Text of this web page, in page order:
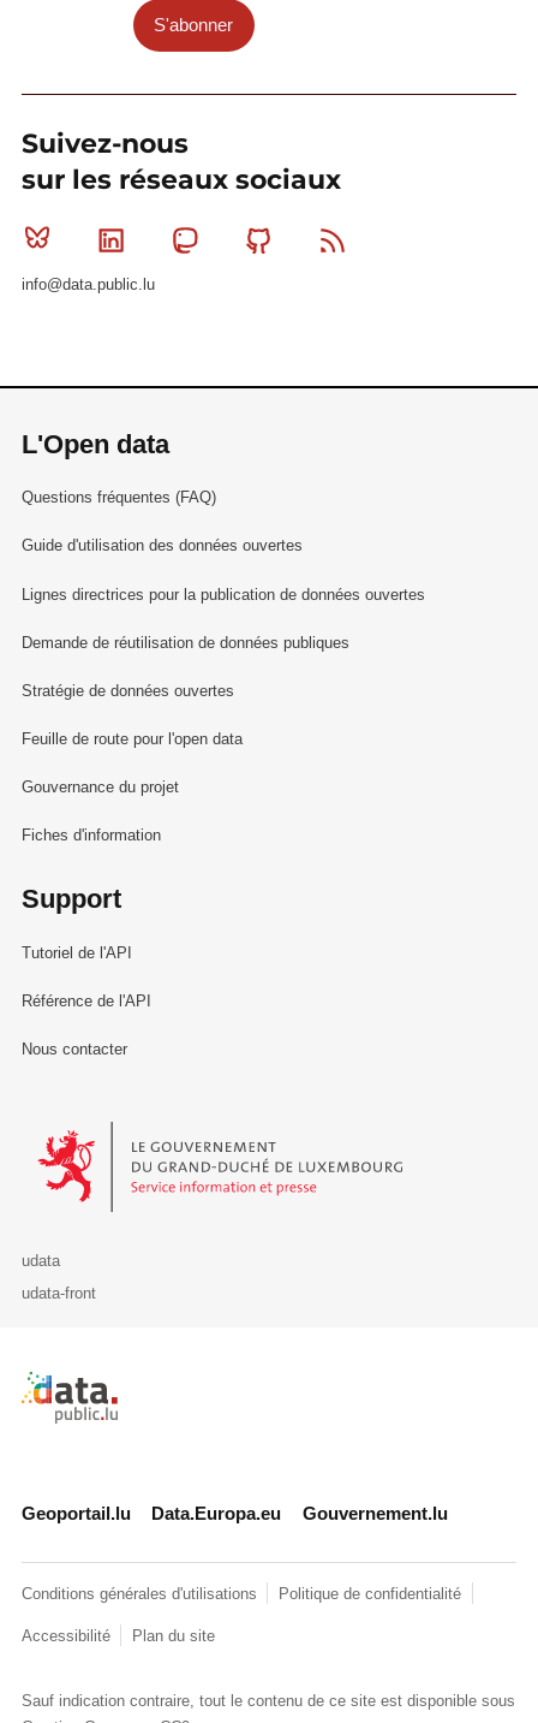
S'abonner
Suivez-nous
sur les réseaux sociaux
Bluesky Linkedin MastodonGithub
info@data.public.lu
L'Open data
Questions fréquentes (FAQ)
Guide d'utilisation des données ouvertes
Lignes directrices pour la publication de données ouvertes
Demande de réutilisation de données publiques
Stratégie de données ouvertes
Feuille de route pour l'open data
Gouvernance du projet
Fiches d'information
Support
Tutoriel de l'API
Référence de l'API
Nous contacter
Le Gouvernement du Grand-Duché de Luxembourg - Service
udata
udata-front
Retour à l'accueil de data.public.lu
Geoportail.lu Data.Europa.eu Gouvernement.lu
Conditions générales d'utilisations Politique de confidentialité
Accessibilité Plan du site
Sauf indication contraire, tout le contenu de ce site est disponible sous